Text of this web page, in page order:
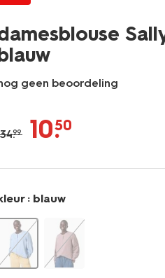
geen beoordeling
sally-
34.99 10.
50
: blauw